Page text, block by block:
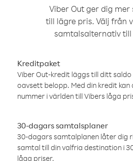
Viber Out ger dig
till lägre pris. Välj från
samtalsalternativ
Kreditpaket
Viber Out-kredit läggs till ditt
oavsett belopp. Med din kredit kan
nummer i världen till Vibers låga
30-dagars samtalsplaner
30-dagars samtalplanen låter dig
samtal till din valfria destination i
låga priser.